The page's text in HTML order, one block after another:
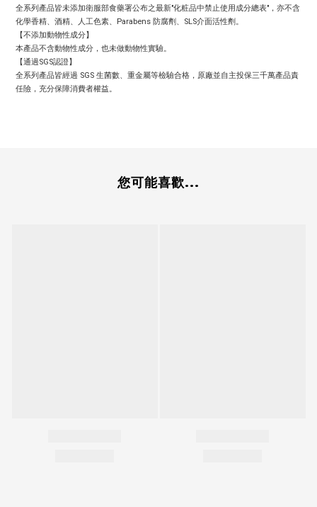
全系列產品皆未添加衛服部食藥署公布之最新"化粧品中禁止使用成分總表"，亦不含
化學香精、酒精、人工色素、Parabens 防腐劑、SLS介面活性劑。
【不添加動物性成分】
本產品不含動物性成分，也未做動物性實驗。
【通過SGS認證】
全系列產品皆經過 SGS 生菌數、重金屬等檢驗合格，原廠並自主投保三千萬產品責
任險，充分保障消費者權益。
您可能喜歡...